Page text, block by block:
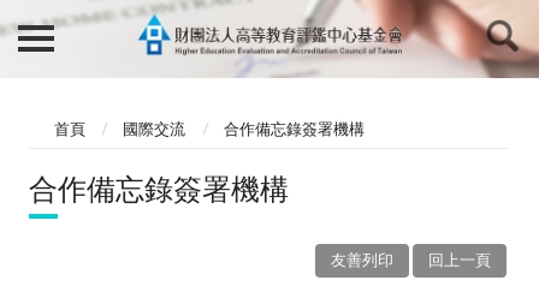
首頁 國際交流 合作備忘錄簽署機構
合作備忘錄簽署機構
回上一頁
友善列印